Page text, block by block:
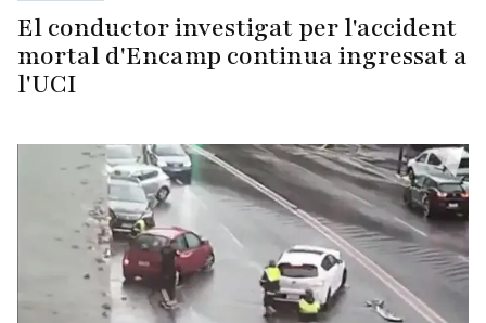
El conductor investigat per l'accident
mortal d'Encamp continua ingressat a
l'UCI